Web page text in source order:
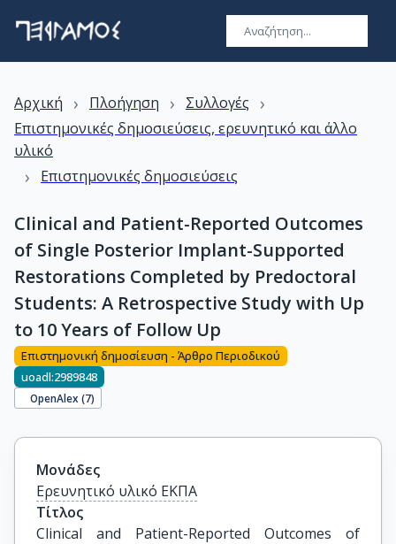
Αρχική › Πλοήγηση › Συλλογές ›
Επιστημονικές δημοσιεύσεις, ερευνητικό και άλλο
υλικό
› Επιστημονικές δημοσιεύσεις
Clinical and Patient-Reported Outcomes
of Single Posterior Implant-Supported
Restorations Completed by Predoctoral
Students: A Retrospective Study with Up
to 10 Years of Follow Up
Επιστημονική δημοσίευση - Άρθρο Περιοδικού
uoadl:2989848
OpenAlex (7)
Μονάδες
Ερευνητικό υλικό ΕΚΠΑ
Τίτλος
Clinical and Patient-Reported Outcomes of